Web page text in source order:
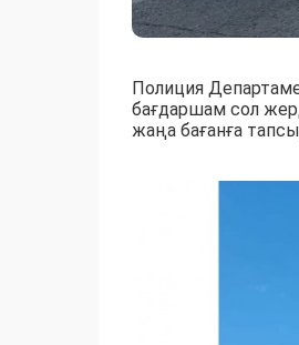
Полиция
бағдаршам сол
жаңа бағанға